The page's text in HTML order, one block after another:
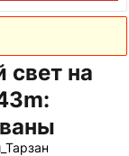
свет на